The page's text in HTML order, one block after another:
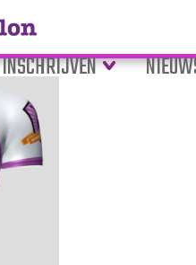
INSCHRIJVEN